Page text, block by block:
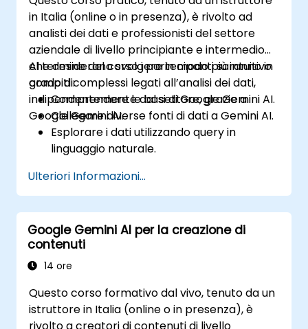
in Italia (online o in presenza), è rivolto ad
analisti dei dati e professionisti del settore
aziendale di livello principiante e intermedio
che desiderano svolgere in modo più intuitivo
compiti complessi legati all’analisi dei dati,
indipendentemente dal settore, grazie a
Google Gemini AI.
Al termine del corso i partecipanti saranno in
grado di:
Comprendere le basi di Google Gemini AI.
Collegare diverse fonti di dati a Gemini AI.
Esplorare i dati utilizzando query in
linguaggio naturale.
informazioni significative.
Creare visualizzazioni dati accattivanti ed
efficaci.
Comunicare in modo chiaro e
convincente le scoperte derivate dai dati.
Ulteriori Informazioni...
Google Gemini AI per la creazione di
contenuti
14 ore
Questo corso formativo dal vivo, tenuto da un
istruttore in Italia (online o in presenza), è
rivolto a creatori di contenuti di livello